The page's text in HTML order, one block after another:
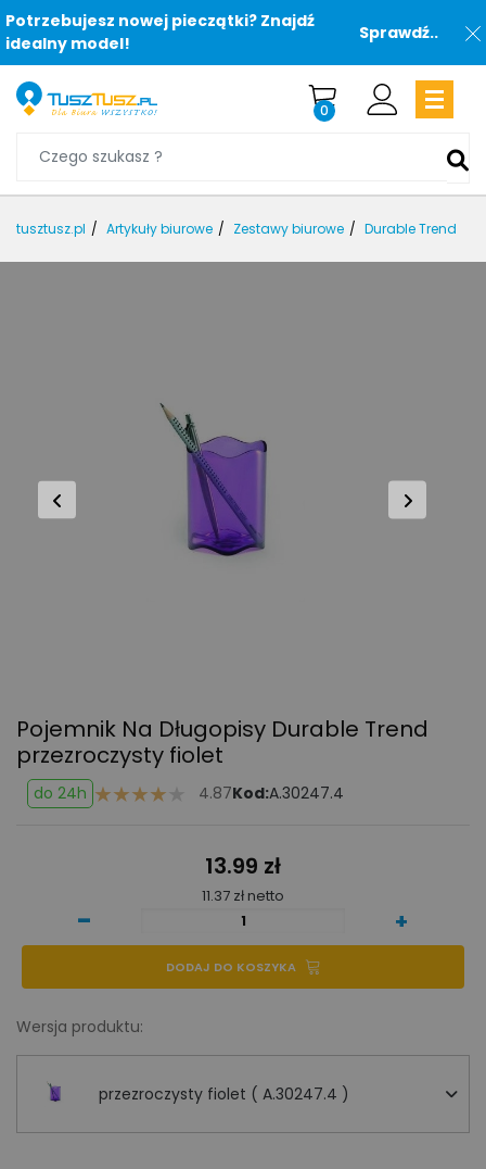
Potrzebujesz nowej pieczątki? Znajdź
idealny model!
Sprawdź..
0
tusztusz.pl Artykuły biurowe Zestawy biurowe Durable Trend
Pojemnik Na Długopisy Durable Trend
przezroczysty fiolet
do 24h 4.87Kod:A.30247.4
13.99 zł
11.37 zł netto
- +
DODAJ DO KOSZYKA
Wersja produktu:
przezroczysty fiolet ( A.30247.4 )